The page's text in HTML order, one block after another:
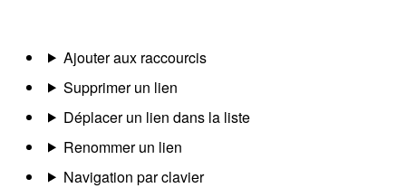
Ajouter aux raccourcis
Supprimer un lien
Déplacer un lien dans la liste
Renommer un lien
Navigation par clavier